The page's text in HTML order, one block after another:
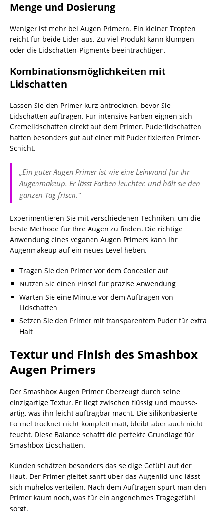
Menge und Dosierung
Weniger ist mehr bei Augen Primern. Ein kleiner Tropfen
reicht für beide Lider aus. Zu viel Produkt kann klumpen
oder die Lidschatten-Pigmente beeinträchtigen.
Kombinationsmöglichkeiten mit
Lidschatten
Lassen Sie den Primer kurz antrocknen, bevor Sie
Lidschatten auftragen. Für intensive Farben eignen sich
Cremelidschatten direkt auf dem Primer. Puderlidschatten
haften besonders gut auf einer mit Puder fixierten Primer-
Schicht.
„Ein guter Augen Primer ist wie eine Leinwand für Ihr
Augenmakeup. Er lässt Farben leuchten und hält sie den
ganzen Tag frisch.“
Experimentieren Sie mit verschiedenen Techniken, um die
beste Methode für Ihre Augen zu finden. Die richtige
Anwendung eines veganen Augen Primers kann Ihr
Augenmakeup auf ein neues Level heben.
Tragen Sie den Primer vor dem Concealer auf
Nutzen Sie einen Pinsel für präzise Anwendung
Warten Sie eine Minute vor dem Auftragen von
Lidschatten
Setzen Sie den Primer mit transparentem Puder für extra
Halt
Textur und Finish des Smashbox
Augen Primers
Der Smashbox Augen Primer überzeugt durch seine
einzigartige Textur. Er liegt zwischen flüssig und mousse-
artig, was ihn leicht auftragbar macht. Die silikonbasierte
Formel trocknet nicht komplett matt, bleibt aber auch nicht
feucht. Diese Balance schafft die perfekte Grundlage für
Smashbox Lidschatten.
Kunden schätzen besonders das seidige Gefühl auf der
Haut. Der Primer gleitet sanft über das Augenlid und lässt
sich mühelos verteilen. Nach dem Auftragen spürt man den
Primer kaum noch, was für ein angenehmes Tragegefühl
sorgt.